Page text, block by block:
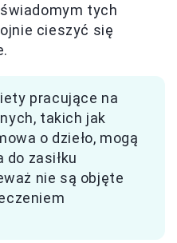
tych
cieszyć się
pracujące na
takich jak
o dzieło, mogą
zasiłku
nie są objęte